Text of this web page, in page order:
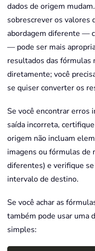
dados de origem
sobrescrever os valores
abordagem diferente —
— pode ser mais
resultados das fórmulas
diretamente; você
se quiser converter os
Se você encontrar erros
saída incorreta,
origem não incluam
imagens ou fórmulas de
diferentes) e verifique
intervalo de destino.
Se você achar as
também pode usar uma
simples: